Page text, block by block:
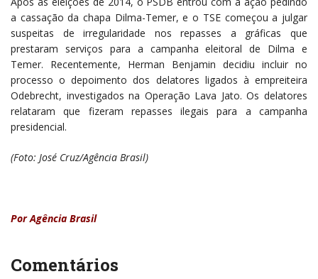
a cassação da chapa Dilma-Temer, e o TSE começou a julgar
suspeitas de irregularidade nos repasses a gráficas que
prestaram serviços para a campanha eleitoral de Dilma e
Temer. Recentemente, Herman Benjamin decidiu incluir no
processo o depoimento dos delatores ligados à empreiteira
Odebrecht, investigados na Operação Lava Jato. Os delatores
relataram que fizeram repasses ilegais para a campanha
presidencial.
(Foto: José Cruz/Agência Brasil)
Por Agência Brasil
Comentários